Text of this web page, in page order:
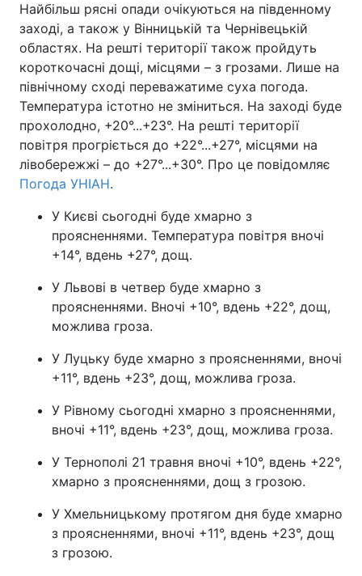
Найбільш рясні опади очікуються на південному
заході, а також у Вінницькій та Чернівецькій
областях. На решті території також пройдуть
короткочасні дощі, місцями – з грозами. Лише на
північному сході переважатиме суха погода.
Температура істотно не зміниться. На заході буде
прохолодно, +20°...+23°. На решті території
повітря прогріється до +22°...+27°, місцями на
лівобережжі – до +27°...+30°. Про це повідомляє
Погода УНІАН.
У Києві сьогодні буде хмарно з
проясненнями. Температура повітря вночі
+14°, вдень +27°, дощ.
У Львові в четвер буде хмарно з
проясненнями. Вночі +10°, вдень +22°, дощ,
можлива гроза.
У Луцьку буде хмарно з проясненнями, вночі
+11°, вдень +23°, дощ, можлива гроза.
У Рівному сьогодні хмарно з проясненнями,
вночі +11°, вдень +23°, дощ, можлива гроза.
У Тернополі 21 травня вночі +10°, вдень +22°,
хмарно з проясненнями, дощ з грозою.
У Хмельницькому протягом дня буде хмарно
з проясненнями, вночі +11°, вдень +23°, дощ
з грозою.